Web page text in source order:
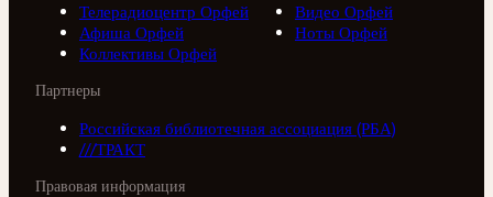
Телерадиоцентр Орфей
Видео Орфей
Афиша Орфей
Ноты Орфей
Коллективы Орфей
Партнеры
Российская библиотечная ассоциация (РБА)
///ТРАКТ
Правовая информация